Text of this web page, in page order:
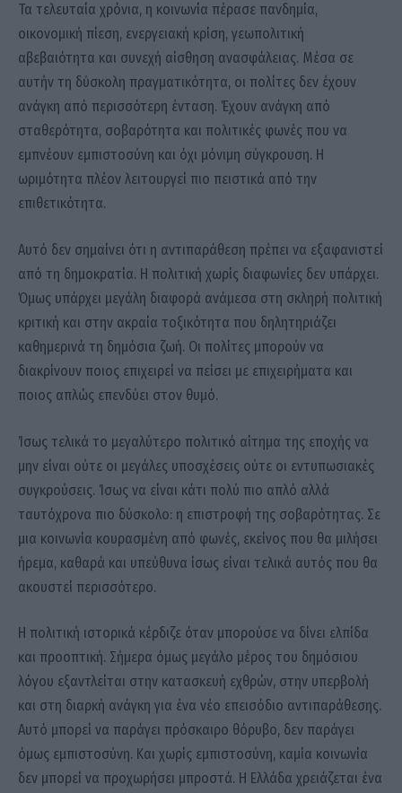
Τα τελευταία χρόνια, η κοινωνία πέρασε πανδημία,
οικονομική πίεση, ενεργειακή κρίση, γεωπολιτική
αβεβαιότητα και συνεχή αίσθηση ανασφάλειας. Μέσα σε
αυτήν τη δύσκολη πραγματικότητα, οι πολίτες δεν έχουν
ανάγκη από περισσότερη ένταση. Έχουν ανάγκη από
σταθερότητα, σοβαρότητα και πολιτικές φωνές που να
εμπνέουν εμπιστοσύνη και όχι μόνιμη σύγκρουση. Η
ωριμότητα πλέον λειτουργεί πιο πειστικά από την
επιθετικότητα.
Αυτό δεν σημαίνει ότι η αντιπαράθεση πρέπει να εξαφανιστεί
από τη δημοκρατία. Η πολιτική χωρίς διαφωνίες δεν υπάρχει.
Όμως υπάρχει μεγάλη διαφορά ανάμεσα στη σκληρή πολιτική
κριτική και στην ακραία τοξικότητα που δηλητηριάζει
καθημερινά τη δημόσια ζωή. Οι πολίτες μπορούν να
διακρίνουν ποιος επιχειρεί να πείσει με επιχειρήματα και
ποιος απλώς επενδύει στον θυμό.
Ίσως τελικά το μεγαλύτερο πολιτικό αίτημα της εποχής να
μην είναι ούτε οι μεγάλες υποσχέσεις ούτε οι εντυπωσιακές
συγκρούσεις. Ίσως να είναι κάτι πολύ πιο απλό αλλά
ταυτόχρονα πιο δύσκολο: η επιστροφή της σοβαρότητας. Σε
μια κοινωνία κουρασμένη από φωνές, εκείνος που θα μιλήσει
ήρεμα, καθαρά και υπεύθυνα ίσως είναι τελικά αυτός που θα
ακουστεί περισσότερο.
Η πολιτική ιστορικά κέρδιζε όταν μπορούσε να δίνει ελπίδα
και προοπτική. Σήμερα όμως μεγάλο μέρος του δημόσιου
λόγου εξαντλείται στην κατασκευή εχθρών, στην υπερβολή
και στη διαρκή ανάγκη για ένα νέο επεισόδιο αντιπαράθεσης.
Αυτό μπορεί να παράγει πρόσκαιρο θόρυβο, δεν παράγει
όμως εμπιστοσύνη. Και χωρίς εμπιστοσύνη, καμία κοινωνία
δεν μπορεί να προχωρήσει μπροστά. Η Ελλάδα χρειάζεται ένα